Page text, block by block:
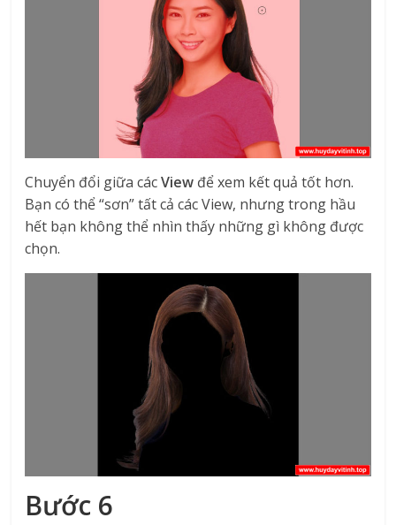
Chuyển đổi giữa cácView để xem kết quả tốt hơn.
Bạn có thể “sơn” tất cả các View, nhưng trong hầu
hết bạn không thể nhìn thấy những gì không được
chọn.
Bước 6